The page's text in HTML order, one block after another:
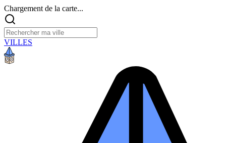
Chargement de la carte...
VILLES